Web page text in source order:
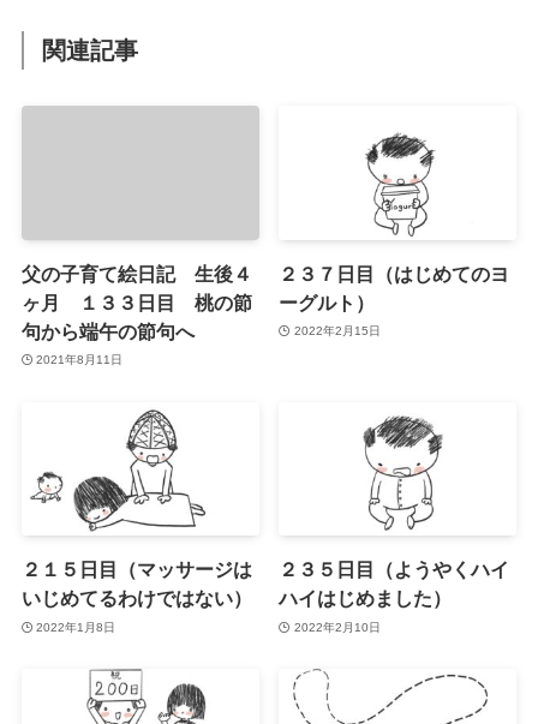
関連記事
父の子育て絵日記 生後４
ヶ月 １３３日目 桃の節
句から端午の節句へ
2021年8月11日
２３７日目（はじめてのヨ
ーグルト）
2022年2月15日
２１５日目（マッサージは
いじめてるわけではない）
2022年1月8日
２３５日目（ようやくハイ
ハイはじめました）
2022年2月10日